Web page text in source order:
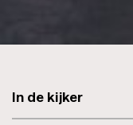
In de kijker